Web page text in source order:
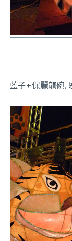
藍子+保麗龍碗,